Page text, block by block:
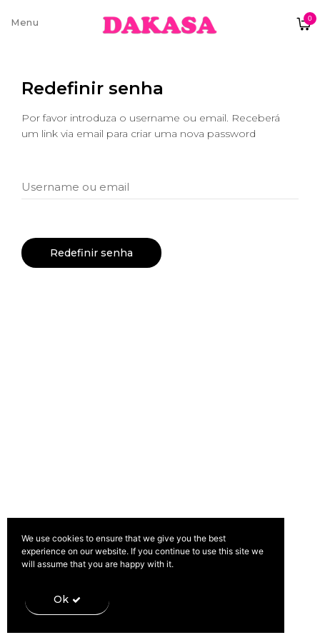
0
Sobre nós
Trocas e Devoluções
Redefinir senha
Por favor introduza o username ou email. Receberá
um link via email para criar uma nova password
Username ou email
Redefinir senha
We use cookies to ensure that we give you the best
experience on our website. If you continue to use this site we
will assume that you are happy with it.
Ok